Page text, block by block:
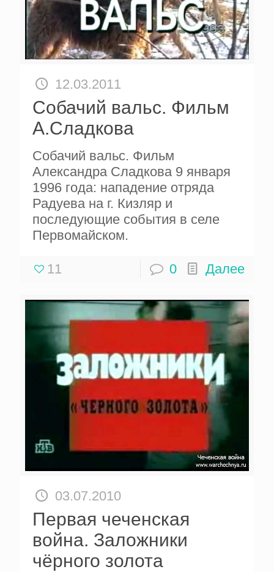
12.03.2011
Собачий вальс. Фильм
А.Сладкова
Собачий вальс. Фильм
Александра Сладкова 9 января
1996 года: нападение отряда
Радуева на г. Кизляр и
последующие события в селе
Первомайском.
11 0 Далее
03.07.2010
Первая чеченская
война. Заложники
чёрного золота